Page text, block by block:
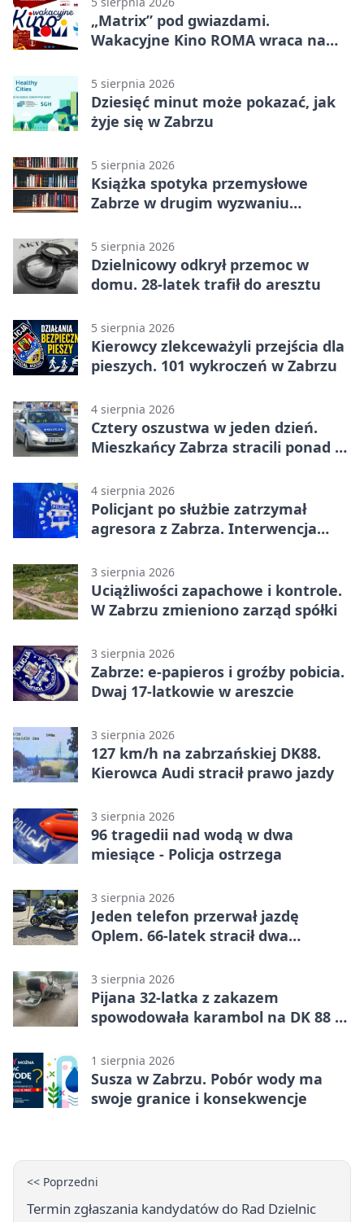
„Matrix” pod gwiazdami.
Wakacyjne Kino ROMA wraca na
5 sierpnia 2026
Dziesięć minut może pokazać, jak
żyje się w Zabrzu
5 sierpnia 2026
Książka spotyka przemysłowe
Zabrze w drugim wyzwaniu
5 sierpnia 2026
Dzielnicowy odkrył przemoc w
domu. 28-latek trafił do aresztu
5 sierpnia 2026
Kierowcy zlekceważyli przejścia dla
pieszych. 101 wykroczeń w Zabrzu
4 sierpnia 2026
Cztery oszustwa w jeden dzień.
Mieszkańcy Zabrza stracili ponad 6
4 sierpnia 2026
Policjant po służbie zatrzymał
agresora z Zabrza. Interwencja
3 sierpnia 2026
Uciążliwości zapachowe i kontrole.
W Zabrzu zmieniono zarząd spółki
3 sierpnia 2026
Zabrze: e-papieros i groźby pobicia.
Dwaj 17-latkowie w areszcie
3 sierpnia 2026
127 km/h na zabrzańskiej DK88.
Kierowca Audi stracił prawo jazdy
3 sierpnia 2026
96 tragedii nad wodą w dwa
miesiące - Policja ostrzega
3 sierpnia 2026
Jeden telefon przerwał jazdę
Oplem. 66-latek stracił dwa
3 sierpnia 2026
Pijana 32-latka z zakazem
spowodowała karambol na DK 88 w
1 sierpnia 2026
Susza w Zabrzu. Pobór wody ma
swoje granice i konsekwencje
<< Poprzedni
Termin zgłaszania kandydatów do Rad Dzielnic